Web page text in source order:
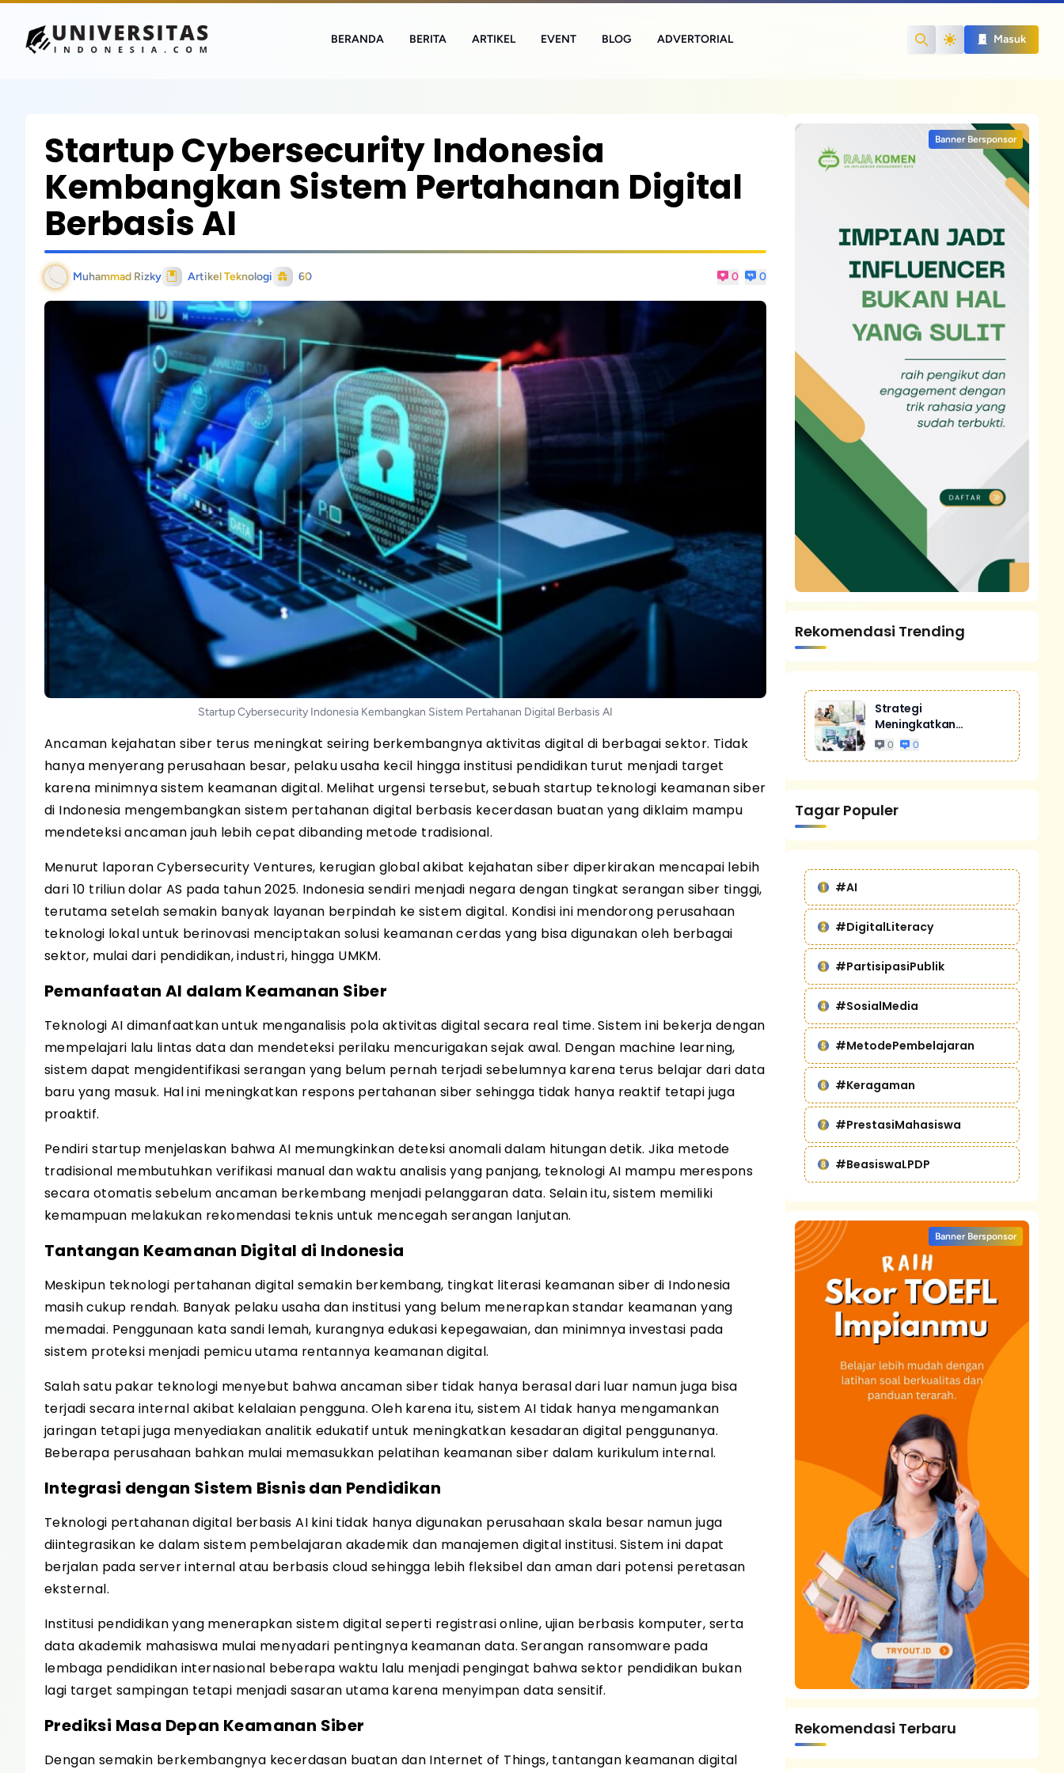
Search
Masuk
BERANDA BERITA ARTIKEL EVENT BLOG ADVERTORIAL
Startup Cybersecurity Indonesia
Kembangkan Sistem Pertahanan Digital
Berbasis AI
Muhammad Rizky Artikel Teknologi 60 0 0
Startup Cybersecurity Indonesia Kembangkan Sistem Pertahanan Digital Berbasis AI
Ancaman kejahatan siber terus meningkat seiring berkembangnya aktivitas digital di berbagai sektor. Tidak
hanya menyerang perusahaan besar, pelaku usaha kecil hingga institusi pendidikan turut menjadi target
karena minimnya sistem keamanan digital. Melihat urgensi tersebut, sebuah startup teknologi keamanan siber
di Indonesia mengembangkan sistem pertahanan digital berbasis kecerdasan buatan yang diklaim mampu
mendeteksi ancaman jauh lebih cepat dibanding metode tradisional.
Menurut laporan Cybersecurity Ventures, kerugian global akibat kejahatan siber diperkirakan mencapai lebih
dari 10 triliun dolar AS pada tahun 2025. Indonesia sendiri menjadi negara dengan tingkat serangan siber tinggi,
terutama setelah semakin banyak layanan berpindah ke sistem digital. Kondisi ini mendorong perusahaan
teknologi lokal untuk berinovasi menciptakan solusi keamanan cerdas yang bisa digunakan oleh berbagai
sektor, mulai dari pendidikan, industri, hingga UMKM.
Pemanfaatan AI dalam Keamanan Siber
Teknologi AI dimanfaatkan untuk menganalisis pola aktivitas digital secara real time. Sistem ini bekerja dengan
mempelajari lalu lintas data dan mendeteksi perilaku mencurigakan sejak awal. Dengan machine learning,
sistem dapat mengidentifikasi serangan yang belum pernah terjadi sebelumnya karena terus belajar dari data
baru yang masuk. Hal ini meningkatkan respons pertahanan siber sehingga tidak hanya reaktif tetapi juga
proaktif.
Pendiri startup menjelaskan bahwa AI memungkinkan deteksi anomali dalam hitungan detik. Jika metode
tradisional membutuhkan verifikasi manual dan waktu analisis yang panjang, teknologi AI mampu merespons
secara otomatis sebelum ancaman berkembang menjadi pelanggaran data. Selain itu, sistem memiliki
kemampuan melakukan rekomendasi teknis untuk mencegah serangan lanjutan.
Tantangan Keamanan Digital di Indonesia
Meskipun teknologi pertahanan digital semakin berkembang, tingkat literasi keamanan siber di Indonesia
masih cukup rendah. Banyak pelaku usaha dan institusi yang belum menerapkan standar keamanan yang
memadai. Penggunaan kata sandi lemah, kurangnya edukasi kepegawaian, dan minimnya investasi pada
sistem proteksi menjadi pemicu utama rentannya keamanan digital.
Salah satu pakar teknologi menyebut bahwa ancaman siber tidak hanya berasal dari luar namun juga bisa
terjadi secara internal akibat kelalaian pengguna. Oleh karena itu, sistem AI tidak hanya mengamankan
jaringan tetapi juga menyediakan analitik edukatif untuk meningkatkan kesadaran digital penggunanya.
Beberapa perusahaan bahkan mulai memasukkan pelatihan keamanan siber dalam kurikulum internal.
Integrasi dengan Sistem Bisnis dan Pendidikan
Teknologi pertahanan digital berbasis AI kini tidak hanya digunakan perusahaan skala besar namun juga
diintegrasikan ke dalam sistem pembelajaran akademik dan manajemen digital institusi. Sistem ini dapat
berjalan pada server internal atau berbasis cloud sehingga lebih fleksibel dan aman dari potensi peretasan
eksternal.
Institusi pendidikan yang menerapkan sistem digital seperti registrasi online, ujian berbasis komputer, serta
data akademik mahasiswa mulai menyadari pentingnya keamanan data. Serangan ransomware pada
lembaga pendidikan internasional beberapa waktu lalu menjadi pengingat bahwa sektor pendidikan bukan
lagi target sampingan tetapi menjadi sasaran utama karena menyimpan data sensitif.
Prediksi Masa Depan Keamanan Siber
Dengan semakin berkembangnya kecerdasan buatan dan Internet of Things, tantangan keamanan digital
Banner Bersponsor
Rekomendasi Trending
Strategi
Meningkatkan
Penjualan Melalui
0 0
Tagar Populer
#AI
#DigitalLiteracy
#PartisipasiPublik
#SosialMedia
#MetodePembelajaran
#Keragaman
#PrestasiMahasiswa
#BeasiswaLPDP
Banner Bersponsor
Rekomendasi Terbaru